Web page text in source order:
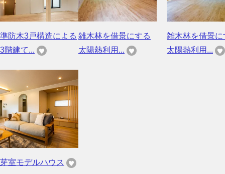
準防木3戸構造による
3階建て...
雑木林を借景にする
太陽熱利用...
雑木林を借景に
太陽熱利用...
芽室モデルハウス